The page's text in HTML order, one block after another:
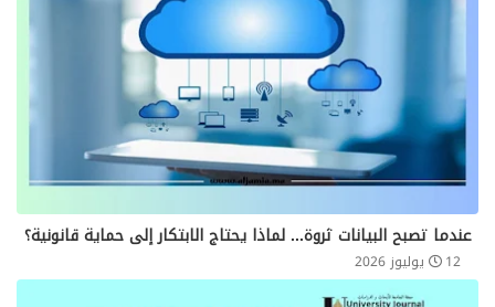
عندما تصبح البيانات ثروة... لماذا يحتاج الابتكار إلى حماية قانونية؟
12 يوليوز 2026